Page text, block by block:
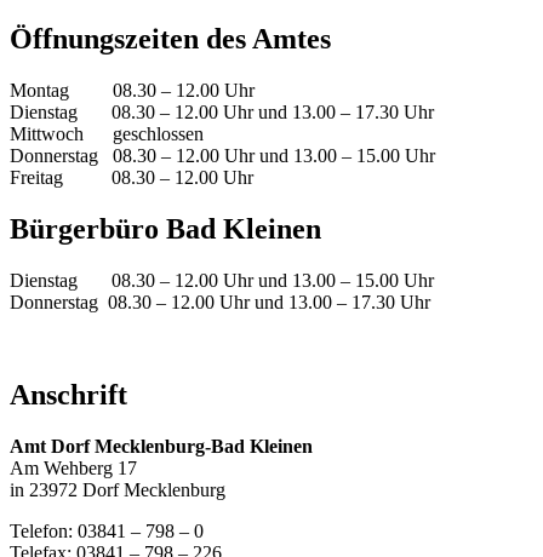
Öffnungszeiten des Amtes
Montag 08.30 – 12.00 Uhr
Dienstag 08.30 – 12.00 Uhr und 13.00 – 17.30 Uhr
Mittwoch geschlossen
Donnerstag 08.30 – 12.00 Uhr und 13.00 – 15.00 Uhr
Freitag 08.30 – 12.00 Uhr
Bürgerbüro Bad Kleinen
Dienstag 08.30 – 12.00 Uhr und 13.00 – 15.00 Uhr
Donnerstag 08.30 – 12.00 Uhr und 13.00 – 17.30 Uhr
Anschrift
Amt Dorf Mecklenburg-Bad Kleinen
Am Wehberg 17
in 23972 Dorf Mecklenburg
Telefon: 03841 – 798 – 0
Telefax: 03841 – 798 – 226